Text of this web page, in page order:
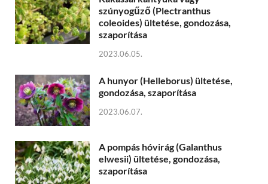
szúnyogűző (Plectranthus
coleoides) ültetése, gondozása,
szaporítása
2023.06.05.
A hunyor (Helleborus) ültetése,
gondozása, szaporítása
2023.06.07.
A pompás hóvirág (Galanthus
elwesii) ültetése, gondozása,
szaporítása